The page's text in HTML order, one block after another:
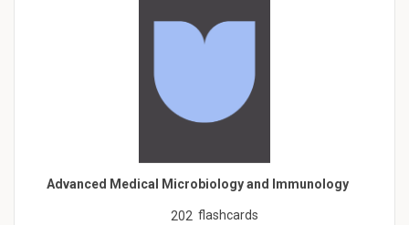
Advanced Medical Microbiology and Immunology
202 flashcards